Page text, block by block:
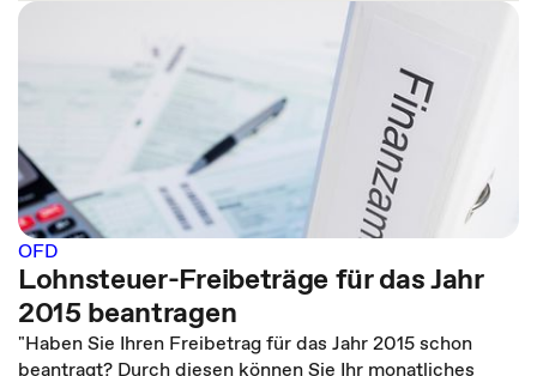
OFD
Lohnsteuer-Freibeträge für das Jahr
2015 beantragen
"Haben Sie Ihren Freibetrag für das Jahr 2015 schon
beantragt? Durch diesen können Sie Ihr monatliches